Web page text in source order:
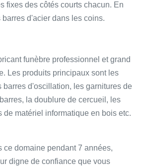
fixes des côtés courts chacun. En
d'acier dans les coins.
funèbre professionnel et grand
Les produits principaux sont les
barres d'oscillation, les garnitures de
la doublure de cercueil, les
de matériel informatique en bois etc.
ce domaine pendant 7 années,
digne de confiance que vous